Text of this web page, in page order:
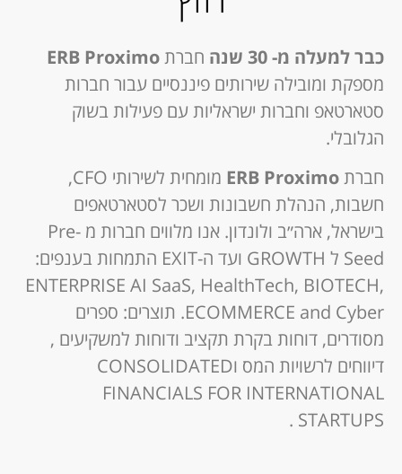
כבר למעלה מ- 30 שנה חברתERB Proximo
מספקת ומובילה שירותים פיננסיים עבור חברות
סטארטאפ וחברות ישראליות עם פעילות בשוק
הגלובלי.
חברתERB Proximo
מומחית לשירותי CFO,
חשבות, הנהלת חשבונות ושכר לסטארטאפים
בישראל, ארה״ב ולונדון. אנו מלווים חברות מ Pre-
Seed ל GROWTH ועד ה-EXIT התמחות בענפים:
ENTERPRISE AI SaaS, HealthTech, BIOTECH,
ECOMMERCE and Cyber. תוצרים: ספרים
מסודרים, דוחות בקרת תקציב ודוחות למשקיעים ,
דיווחים לרשויות המס וCONSOLIDATED
FINANCIALS FOR INTERNATIONAL
STARTUPS .